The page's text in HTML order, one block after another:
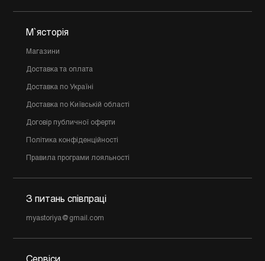
М`ясторія
Магазини
Доставка та оплата
Доставка по Україні
Доставка по Київській області
Договір публичної оферти
Політика конфіденційності
Правила програми лояльності
З питань співпраці
myastoriya@gmail.com